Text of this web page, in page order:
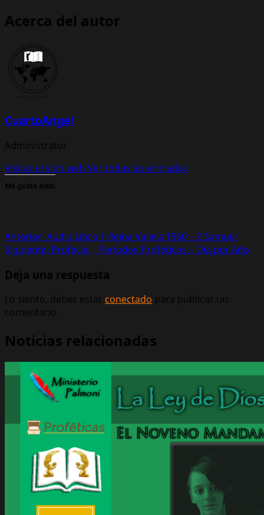
Acerca del autor
CuartoAngel
Administrator
Visitar el sitio web Ver todas las entradas
Me gusta esto:
Navegación
de
entradas
Anterior: Audio Libro | Reina Valera 1960 – 2 Samuel
Siguiente: Profecía | Periodos Proféticos – Día por Año
Deja una respuesta
Lo siento, debes estar conectado para publicar un
comentario.
Noticias relacionadas